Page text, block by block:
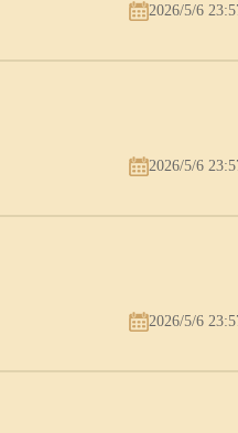
2026/5/6
2026/5/6
2026/5/6